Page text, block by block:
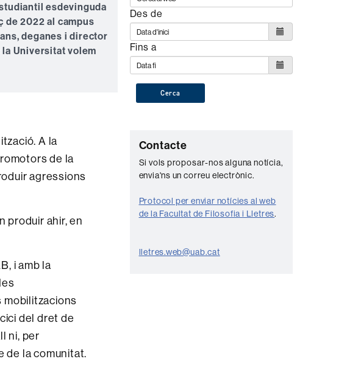
esdevinguda
de 2022 al campus
deganes i director
Universitat volem
A la
de la
agressions
produir ahir, en
i amb la
del dret de
ni, per
de la comunitat.
Des de
Fins a
Cerca
C
o
n
t
a
t
Contacte
Si vols proposar-nos alguna notícia,
envia'ns un correu electrònic.
Protocol per enviar notícies al web
de la Facultat de Filosofia i Lletres.
lletres.web@uab.cat